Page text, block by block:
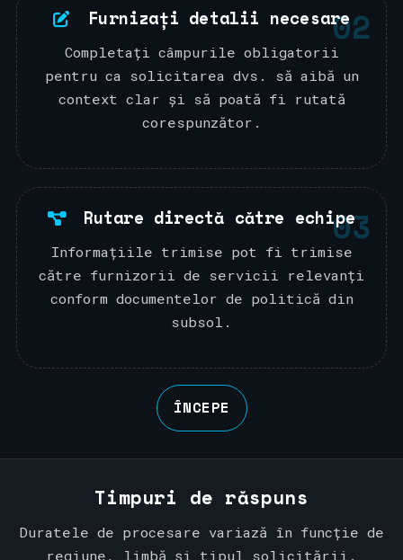
02
Furnizați detalii necesare
Completați câmpurile obligatorii
pentru ca solicitarea dvs. să aibă un
context clar și să poată fi rutată
corespunzător.
03
Rutare directă către echipe
Informațiile trimise pot fi trimise
către furnizorii de servicii relevanți
conform documentelor de politică din
subsol.
ÎNCEPE
Timpuri de răspuns
Duratele de procesare variază în funcție de
regiune, limbă și tipul solicitării.